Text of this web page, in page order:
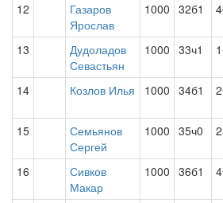
12
Газаров
Ярослав
1000 32б1
13
Дудоладов
Севастьян
1000 33ч1
14 Козлов Илья 1000 34б1
15
Семьянов
Сергей
1000 35ч0
16
Сивков
Макар
1000 36б1